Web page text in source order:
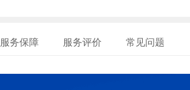
服务保障 服务评价 常见问题